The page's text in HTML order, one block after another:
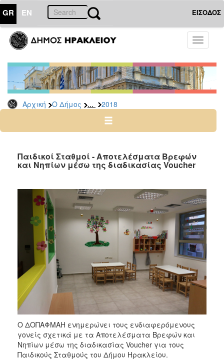
GR EN ΕΙΣΟΔΟΣ
Toggle
Αρχική Ο Δήμος ... 2018
ΔΗΜΟΣ
Δελτία
Τύπου
Αρχείο
2026
2024
2022
2020
2019
2018
2017
2016
2015
2012
2011
2010
2006
Παιδικοί Σταθμοί - Αποτελέσματα Βρεφών
και Νηπίων μέσω της διαδικασίας Voucher
Ο ΔΟΠΑΦΜΑΗ ενημερώνει τους ενδιαφερόμενους
γονείς σχετικά με τα Αποτελέσματα Βρεφών και
Νηπίων μέσω της διαδικασίας Voucher για τους
Παιδικούς Σταθμούς του Δήμου Ηρακλείου.